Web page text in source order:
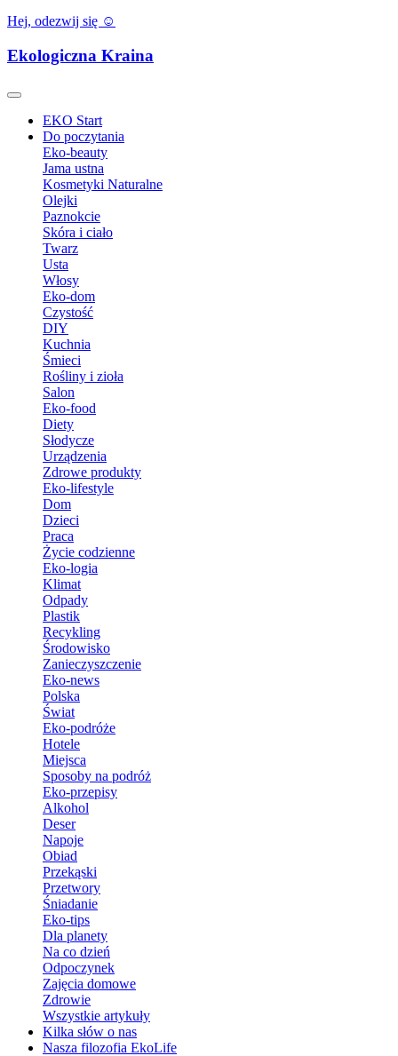
Hej, odezwij się ☺️
Ekologiczna Kraina
EKO Start
Do poczytania
Eko-beauty
Jama ustna
Kosmetyki Naturalne
Olejki
Paznokcie
Skóra i ciało
Twarz
Usta
Włosy
Eko-dom
Czystość
DIY
Kuchnia
Śmieci
Rośliny i zioła
Salon
Eko-food
Diety
Słodycze
Urządzenia
Zdrowe produkty
Eko-lifestyle
Dom
Dzieci
Praca
Życie codzienne
Eko-logia
Klimat
Odpady
Plastik
Recykling
Środowisko
Zanieczyszczenie
Eko-news
Polska
Świat
Eko-podróże
Hotele
Miejsca
Sposoby na podróż
Eko-przepisy
Alkohol
Deser
Napoje
Obiad
Przekąski
Przetwory
Śniadanie
Eko-tips
Dla planety
Na co dzień
Odpoczynek
Zajęcia domowe
Zdrowie
Wszystkie artykuły
Kilka słów o nas
Nasza filozofia EkoLife